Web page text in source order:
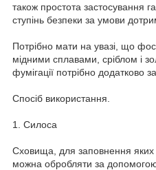
також простота застосування
ступінь безпеки за умови
Потрібно мати на увазі, що
мідними сплавами, сріблом і
фумігації потрібно додатково
Спосіб використання.
1. Силоса
Сховища, для заповнення яких
можна обробляти за